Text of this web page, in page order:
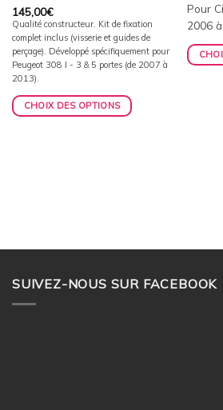
145,00€
Qualité constructeur. Kit de fixation
complet inclus (visserie et guides de
perçage). Développé spécifiquement pour
Peugeot 308 I - 3 & 5 portes (de 2007 à
2013).
CHOIX DES OPTIONS
Pour
2006
SUIVEZ-NOUS SUR FACEBOOK